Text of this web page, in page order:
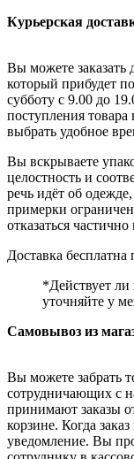
Курьерская
Вы можете заказать
который прибудет
субботу с 9.00 до
поступления
выбрать удобное
Вы вскрываете
целостность и
речь идёт об
примерки
отказаться
Доставка бесплатна
*Действует ли
уточняйте у
Самовывоз из
Вы можете забрать
сотрудничающих с
принимают заказы
корзине. Когда
уведомление. Вы